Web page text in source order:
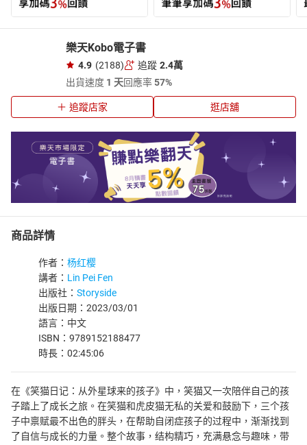
樂天Kobo電子書
4.9 (2188) 追蹤 2.4萬
出貨速度 1 天回應率57%
追蹤店家 逛店舖
商品詳情
作者： 杨红樱
講者： Lin Pei Fen
出版社： Storyside
出版日期：2023/03/01
語言：中文
ISBN：9789152188477
時長：02:45:06
在《笑猫日记：从外星球来的孩子》中，笑猫又一次陪伴自己的孩
子踏上了成长之旅。在笑猫和虎皮猫无私的关爱和鼓励下，三个孩
子中禀赋最不出色的胖头，在帮助自闭症孩子的过程中，渐渐找到
了自信与成长的力量。整个故事，结构精巧，充满悬念与趣味，带